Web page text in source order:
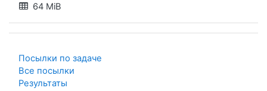
64 MiB
Посылки по задаче
Все посылки
Результаты